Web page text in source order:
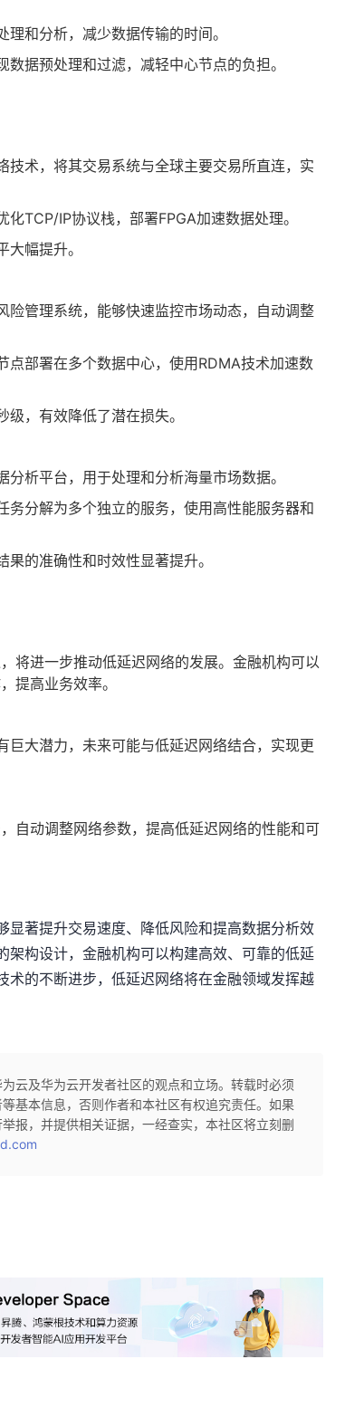
和分析，减少数据传输的时间。
据预处理和过滤，减轻中心节点的负担。
技术，将其交易系统与全球主要交易所直连，实
TCP/IP协议栈，部署FPGA加速数据处理。
幅提升。
险管理系统，能够快速监控市场动态，自动调整
点部署在多个数据中心，使用RDMA技术加速数
，有效降低了潜在损失。
析平台，用于处理和分析海量市场数据。
务分解为多个独立的服务，使用高性能服务器和
的准确性和时效性显著提升。
将进一步推动低延迟网络的发展。金融机构可以
提高业务效率。
巨大潜力，未来可能与低延迟网络结合，实现更
自动调整网络参数，提高低延迟网络的性能和可
著提升交易速度、降低风险和提高数据分析效
构设计，金融机构可以构建高效、可靠的低延
的不断进步，低延迟网络将在金融领域发挥越
云及华为云开发者社区的观点和立场。转载时必须
基本信息，否则作者和本社区有权追究责任。如果
报，并提供相关证据，一经查实，本社区将立刻删